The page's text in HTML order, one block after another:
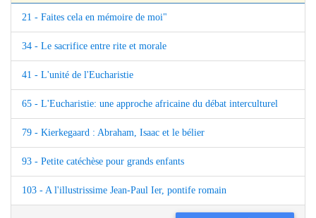
21 - Faites cela en mémoire de moi"
34 - Le sacrifice entre rite et morale
41 - L'unité de l'Eucharistie
65 - L'Eucharistie: une approche africaine du débat interculturel
79 - Kierkegaard : Abraham, Isaac et le bélier
93 - Petite catéchèse pour grands enfants
103 - A l'illustrissime Jean-Paul Ier, pontife romain